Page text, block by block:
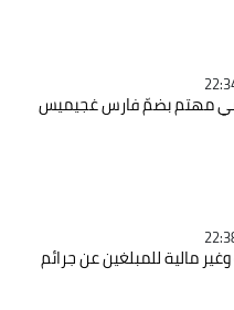
مهتم بضمّ فارس غجيميس
مالية للمبلغين عن جرائم